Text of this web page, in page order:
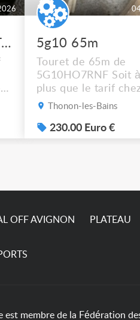
12x Lustr Selador ETC Led 7x colors filtres 5g10 65m
Touret de 65m de
5G10HO7RNF Soit
plus que le tarif
récupérateur Mais
sup sur demande ça
passe pas sur
Thonon-les-Bains
230.00 Euro €
OFF AVIGNON PLATEAU
est membre de la Fédération